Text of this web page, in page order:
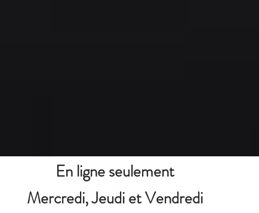
En ligne seulement
Mercredi,Jeudi et Vendredi